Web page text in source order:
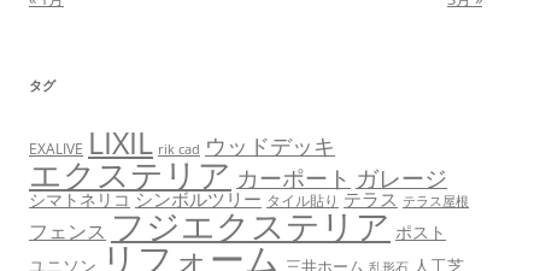
タグ
EXALIVE LIXIL rik cad ウッドデッキ
エクステリア カーポート ガレージ
シマトネリコ シンボルツリー タイル貼り テラス テラス屋根
フェンス フジエクステリア ポスト
ユニソン リフォーム 三井ホーム 乱形石 人工芝